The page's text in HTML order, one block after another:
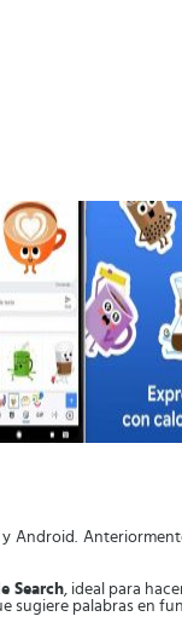
Android.
Search, ideal para
sugiere palabras en